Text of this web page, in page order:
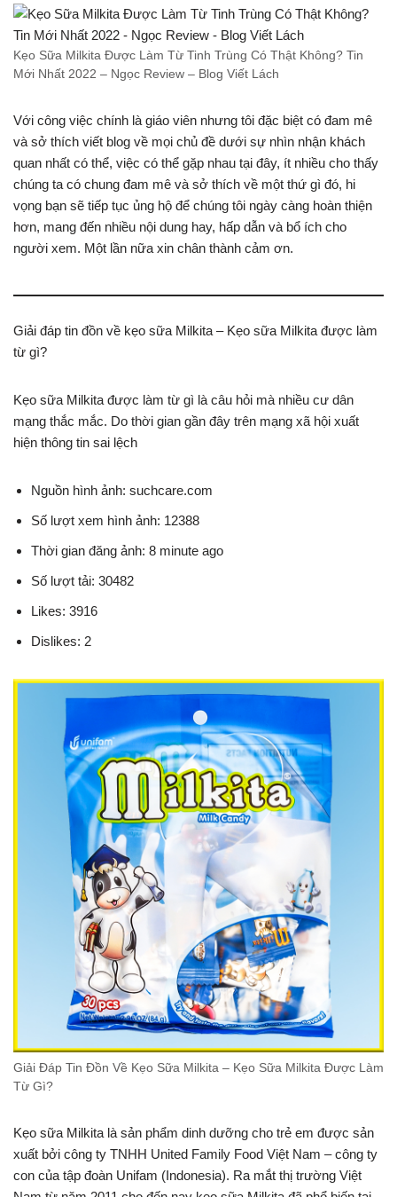
Kẹo Sữa Milkita Được Làm Từ Tinh Trùng Có Thật Không? Tin
Mới Nhất 2022 – Ngọc Review – Blog Viết Lách
Với công việc chính là giáo viên nhưng tôi đặc biệt có đam mê
và sở thích viết blog về mọi chủ đề dưới sự nhìn nhận khách
quan nhất có thể, việc có thể gặp nhau tại đây, ít nhiều cho thấy
chúng ta có chung đam mê và sở thích về một thứ gì đó, hi
vọng bạn sẽ tiếp tục ủng hộ để chúng tôi ngày càng hoàn thiện
hơn, mang đến nhiều nội dung hay, hấp dẫn và bổ ích cho
người xem. Một lần nữa xin chân thành cảm ơn.
Giải đáp tin đồn về kẹo sữa Milkita – Kẹo sữa Milkita được làm
từ gì?
Kẹo sữa Milkita được làm từ gì là câu hỏi mà nhiều cư dân
mạng thắc mắc. Do thời gian gần đây trên mạng xã hội xuất
hiện thông tin sai lệch
Nguồn hình ảnh: suchcare.com
Số lượt xem hình ảnh: 12388
Thời gian đăng ảnh: 8 minute ago
Số lượt tải: 30482
Likes: 3916
Dislikes: 2
Giải Đáp Tin Đồn Về Kẹo Sữa Milkita – Kẹo Sữa Milkita Được Làm
Từ Gì?
Kẹo sữa Milkita là sản phẩm dinh dưỡng cho trẻ em được sản
xuất bởi công ty TNHH United Family Food Việt Nam – công ty
con của tập đoàn Unifam (Indonesia). Ra mắt thị trường Việt